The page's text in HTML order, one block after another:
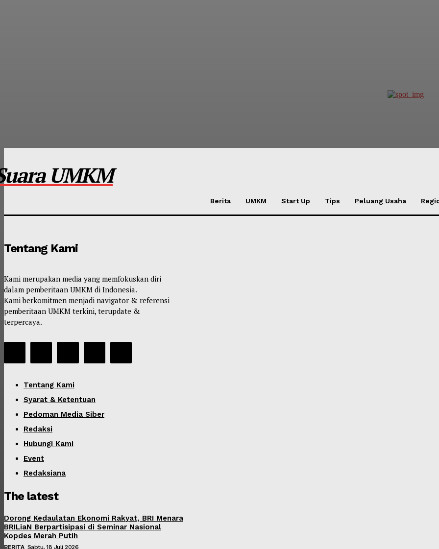
UMKM
Berita UMKM Start Up Tips Peluang Usaha
Tentang Kami
Kami merupakan media yang memfokuskan diri
dalam pemberitaan UMKM di Indonesia.
Kami berkomitmen menjadi navigator & referensi
pemberitaan UMKM terkini, terupdate &
terpercaya.
Tentang Kami
Syarat & Ketentuan
Pedoman Media Siber
Redaksi
Hubungi Kami
Event
Redaksiana
The latest
Dorong Kedaulatan Ekonomi Rakyat, BRI Menara
BRILiaN Berpartisipasi di Seminar Nasional
Kopdes Merah Putih
BERITA Sabtu, 18 Juli 2026